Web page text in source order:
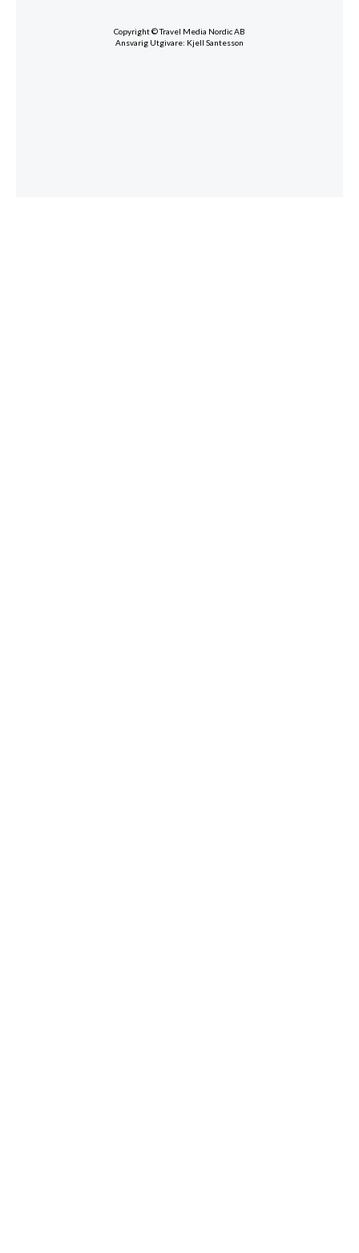
Copyright © Travel Media Nordic AB
Ansvarig Utgivare: Kjell Santesson